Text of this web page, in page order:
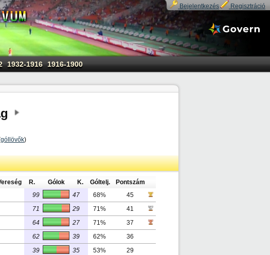
Bejelentkezés Regisztráció
1932-1916 1916-1900
góllövők)
R. Gólok K. Góltelj.
Pontszám
99 47 68%
45
71 29 71%
41
64 27 71%
37
62 39 62%
36
39 35 53%
29